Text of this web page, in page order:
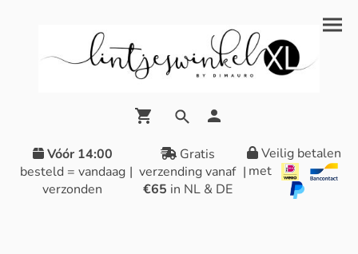
Vóór 14:00
besteld = vandaag
verzonden
|
Gratis
verzending vanaf
€65 in NL & DE
|
Veilig betalen
met